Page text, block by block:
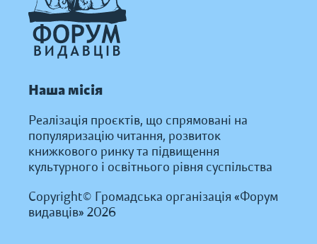
Наша місія
Реалізація проєктів, що спрямовані на
популяризацію читання, розвиток
книжкового ринку та підвищення
культурного і освітнього рівня суспільства
Copyright© Громадська організація «Форум
видавців» 2026